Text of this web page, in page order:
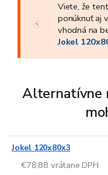
Viete, že
ponúknuť aj
vhodná na
Jokel
Alternatívne
Jokel 120x80x3
€78,88 vrátane DPH